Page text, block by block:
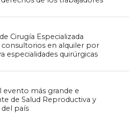
Cirugía Especializada
en alquiler por
especialidades quirúrgicas
evento más grande e
de Salud Reproductiva y
del país